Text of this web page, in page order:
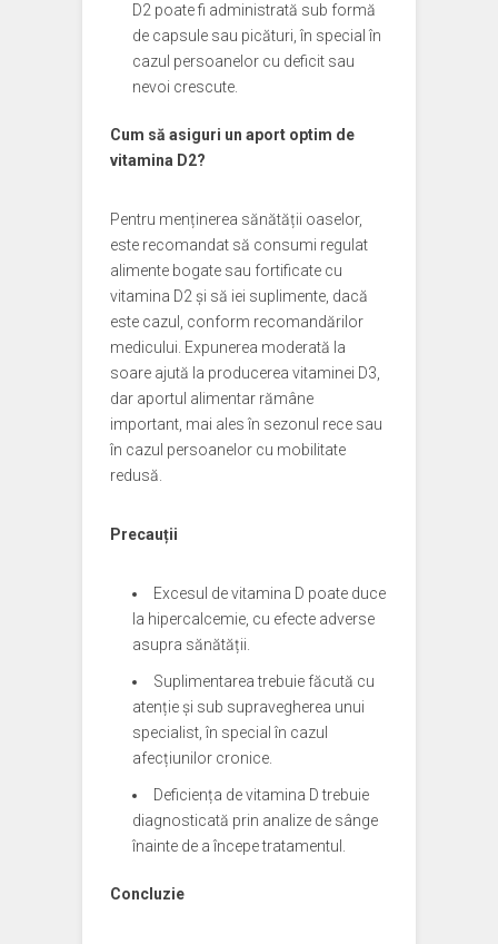
D2 poate fi administrată sub formă
de capsule sau picături, în special în
cazul persoanelor cu deficit sau
nevoi crescute.
Cum să asiguri un aport optim de
vitamina D2?
Pentru menținerea sănătății oaselor,
este recomandat să consumi regulat
alimente bogate sau fortificate cu
vitamina D2 și să iei suplimente, dacă
este cazul, conform recomandărilor
medicului. Expunerea moderată la
soare ajută la producerea vitaminei D3,
dar aportul alimentar rămâne
important, mai ales în sezonul rece sau
în cazul persoanelor cu mobilitate
redusă.
Precauții
Excesul de vitamina D poate duce
la hipercalcemie, cu efecte adverse
asupra sănătății.
Suplimentarea trebuie făcută cu
atenție și sub supravegherea unui
specialist, în special în cazul
afecțiunilor cronice.
Deficiența de vitamina D trebuie
diagnosticată prin analize de sânge
înainte de a începe tratamentul.
Concluzie